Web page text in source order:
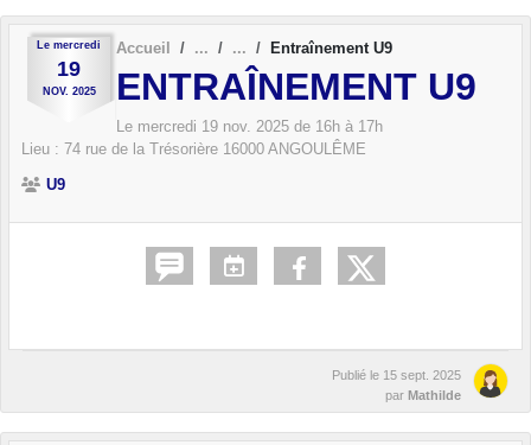
Le mercredi
19
NOV. 2025
Accueil Entraînement U9
ENTRAÎNEMENT U9
Le mercredi 19 nov. 2025 de 16h à 17h
Lieu : 74 rue de la Trésorière 16000 ANGOULÊME
U9
Publié le 15 sept. 2025
par Mathilde